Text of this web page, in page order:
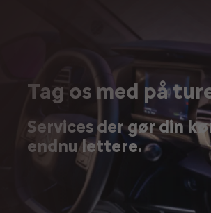
Tag os med på
Services der gør din
endnu lettere.